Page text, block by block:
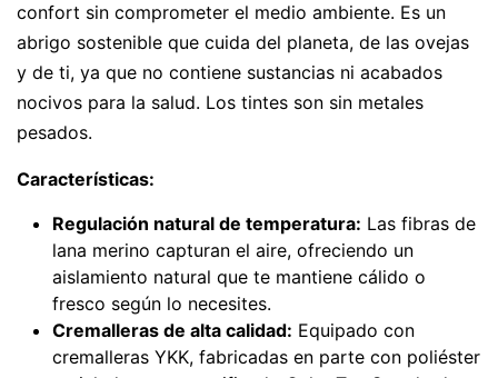
confort sin comprometer el medio ambiente. Es un
abrigo sostenible que cuida del planeta, de las ovejas
y de ti, ya que no contiene sustancias ni acabados
nocivos para la salud. Los tintes son sin metales
pesados.
Características:
Regulación natural de temperatura: Las fibras de
lana merino capturan el aire, ofreciendo un
aislamiento natural que te mantiene cálido o
fresco según lo necesites.
Cremalleras de alta calidad: Equipado con
cremalleras YKK, fabricadas en parte con poliéster